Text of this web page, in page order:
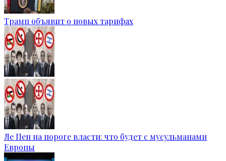
Трамп объявит о новых тарифах
Ле Пен на пороге власти: что будет с мусульманами
Европы